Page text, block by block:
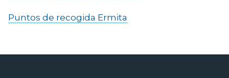
Puntos de recogida Ermita